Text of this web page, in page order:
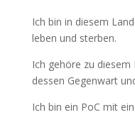
Ich bin in diesem
leben und sterben.
Ich gehöre zu
dessen Gegenwart
Ich bin ein PoC mit